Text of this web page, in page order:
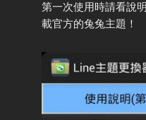
第一次使用時請看說
載官方的兔兔主題！